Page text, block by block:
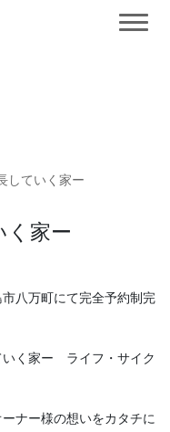
していく家ー
く家ー
八万町にて完全予約制完
いく家ー ライフ・サイク
ナー様の想いをカタチに